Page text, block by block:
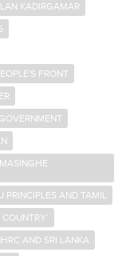
KADIRGAMAR
FRONT
PRINCIPLES AND TAMIL
AND SRI LANKA